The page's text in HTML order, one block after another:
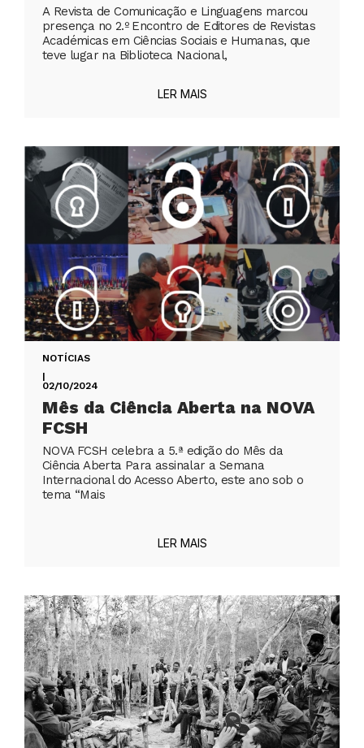
A Revista de Comunicação e Linguagens marcou
presença no 2.º Encontro de Editores de Revistas
Académicas em Ciências Sociais e Humanas, que
teve lugar na Biblioteca Nacional,
LER MAIS
NOTÍCIAS
|
02/10/2024
Mês da Ciência Aberta na NOVA
FCSH
NOVA FCSH celebra a 5.ª edição do Mês da
Ciência Aberta Para assinalar a Semana
Internacional do Acesso Aberto, este ano sob o
tema “Mais
LER MAIS